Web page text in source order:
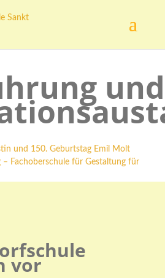
und
und 150. Geburtstag Emil Molt
– Fachoberschule für Gestaltung für
vor